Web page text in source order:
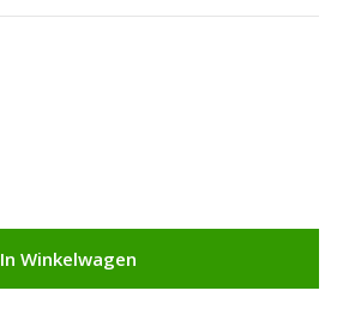
In Winkelwagen